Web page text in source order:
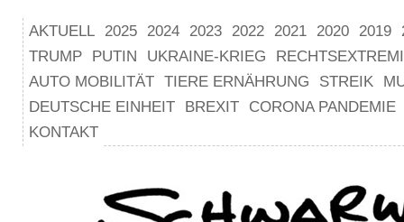
AKTUELL 2025 2024 2023 2022 2021 2020 2019
TRUMP
PUTIN UKRAINE-KRIEG
AUTO MOBILITÄT TIERE ERNÄHRUNG STREIK
DEUTSCHE EINHEIT
BREXIT
CORONA PANDEMIE
KONTAKT